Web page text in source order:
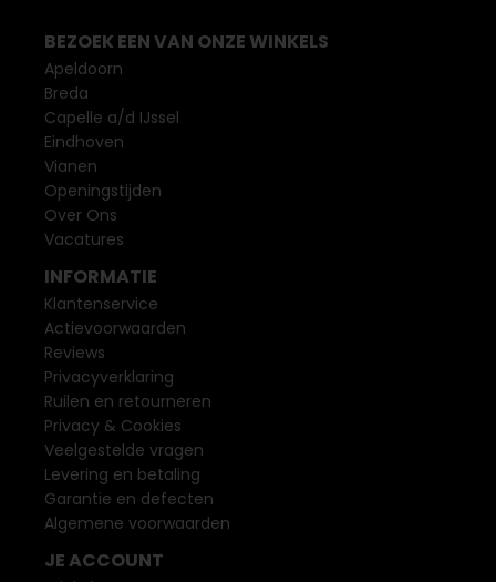
BEZOEK EEN VAN ONZE WINKELS
Apeldoorn
Breda
Capelle a/d IJssel
Eindhoven
Vianen
Openingstijden
Over Ons
Vacatures
INFORMATIE
Klantenservice
Actievoorwaarden
Reviews
Privacyverklaring
Ruilen en retourneren
Privacy & Cookies
Veelgestelde vragen
Levering en betaling
Garantie en defecten
Algemene voorwaarden
JE ACCOUNT